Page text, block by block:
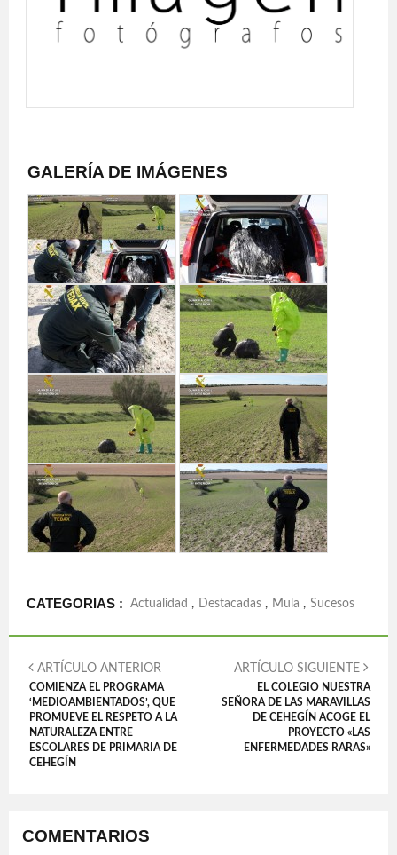
GALERÍA DE IMÁGENES
CATEGORIAS : Actualidad , Destacadas , Mula , Sucesos
ARTÍCULO ANTERIOR
COMIENZA EL PROGRAMA
‘MEDIOAMBIENTADOS’, QUE
PROMUEVE EL RESPETO A LA
NATURALEZA ENTRE
ESCOLARES DE PRIMARIA DE
CEHEGÍN
ARTÍCULO SIGUIENTE
EL COLEGIO NUESTRA
SEÑORA DE LAS MARAVILLAS
DE CEHEGÍN ACOGE EL
PROYECTO «LAS
ENFERMEDADES RARAS»
COMENTARIOS